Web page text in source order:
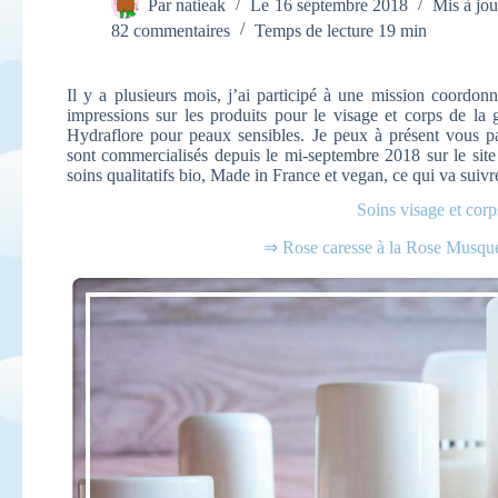
Par natieak Le 16 septembre 2018 Mis à
82 commentaires
Temps de lecture 19 min
Il y a plusieurs mois, j’ai participé à une mission
impressions sur les produits pour le visage et corps de la
Hydraflore pour peaux sensibles. Je peux à présent vous
sont commercialisés depuis le mi-septembre 2018 sur le
soins qualitatifs bio, Made in France et vegan, ce qui va
Soins visage et
⇒ Rose caresse à la Rose